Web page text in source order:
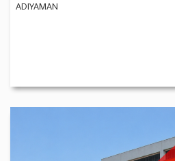
ADIYAMAN